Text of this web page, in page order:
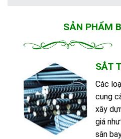
SẢN PHẨM
SẮT
Các
cung
xây
giá
sân